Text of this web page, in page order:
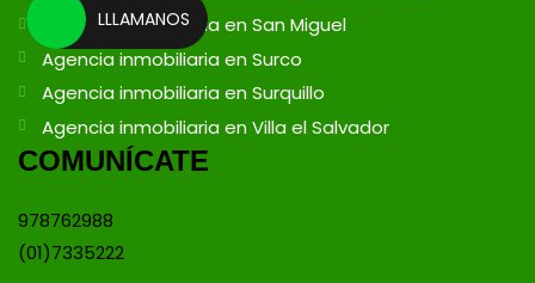
Agencia inmobiliaria en San Miguel
Agencia inmobiliaria en Surco
Agencia inmobiliaria en Surquillo
Agencia inmobiliaria en Villa el Salvador
COMUNÍCATE
978762988
(01)7335222
LLLAMANOS